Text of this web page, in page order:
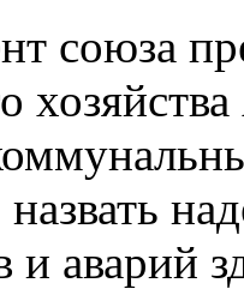
аварий